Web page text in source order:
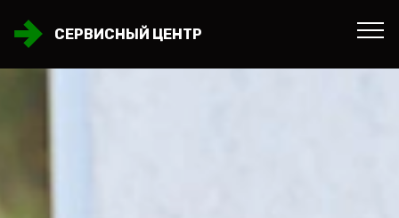
СЕРВИСНЫЙ ЦЕНТР